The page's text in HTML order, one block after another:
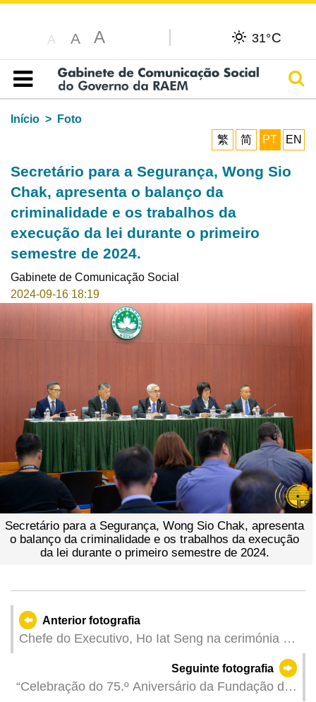
A A A 31°C
Índice
Início
Foto
繁
简 PT EN
Secretário para a Segurança, Wong Sio
Chak, apresenta o balanço da
criminalidade e os trabalhos da
execução da lei durante o primeiro
semestre de 2024.
Gabinete de Comunicação Social
2024-09-16 18:19
Secretário para a Segurança, Wong Sio Chak, apresenta
o balanço da criminalidade e os trabalhos da execução
da lei durante o primeiro semestre de 2024.
Anterior fotografia
Chefe do Executivo, Ho Iat Seng na cerimónia de
Saúde das Ilhas – Centro Médico de Macau do
Peking Union Medical College Hospital» no
Seguinte fotografia
“Celebração do 75.º Aniversário da Fundação da